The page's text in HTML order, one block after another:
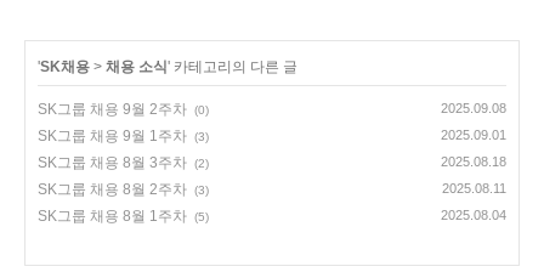
'SK채용 > 채용 소식' 카테고리의 다른 글
SK그룹 채용 9월 2주차 (0) 2025.09.08
SK그룹 채용 9월 1주차 (3) 2025.09.01
SK그룹 채용 8월 3주차 (2) 2025.08.18
SK그룹 채용 8월 2주차 (3) 2025.08.11
SK그룹 채용 8월 1주차 (5) 2025.08.04